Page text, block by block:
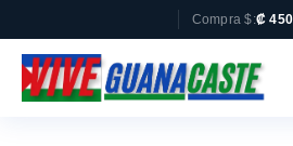
Compra $:₡